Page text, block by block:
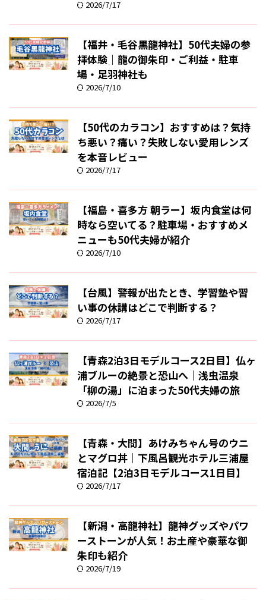
2026/7/17
【福井・毛谷黒龍神社】50代夫婦の参
拝体験｜龍の御朱印・ご利益・駐車
場・足羽神社も
2026/7/10
【50代のカラコン】おすすめは？気持
ち悪い？痛い？失敗しない愛用レンズ
を本音レビュー
2026/7/17
【福島・喜多方 朝ラー】坂内食堂は何
時なら空いてる？駐車場・おすすめメ
ニューも50代夫婦が紹介
2026/7/10
【台風】警報が出たとき、学習塾や習
い事の休講はどこで判断する？
2026/7/17
【青森2泊3日モデルコース2日目】仏ヶ
浦ブルーの絶景と恐山へ｜浅虫温泉
「柳の湯」に泊まった50代夫婦の旅
2026/7/5
【青森・大間】あけみちゃん号のウニ
とマグロ丼｜下風呂観光ホテル三浦屋
宿泊記【2泊3日モデルコース1日目】
2026/7/17
【新潟・高龍神社】龍神グッズやパワ
ーストーンが人気！お土産や豪華な御
朱印も紹介
2026/7/19